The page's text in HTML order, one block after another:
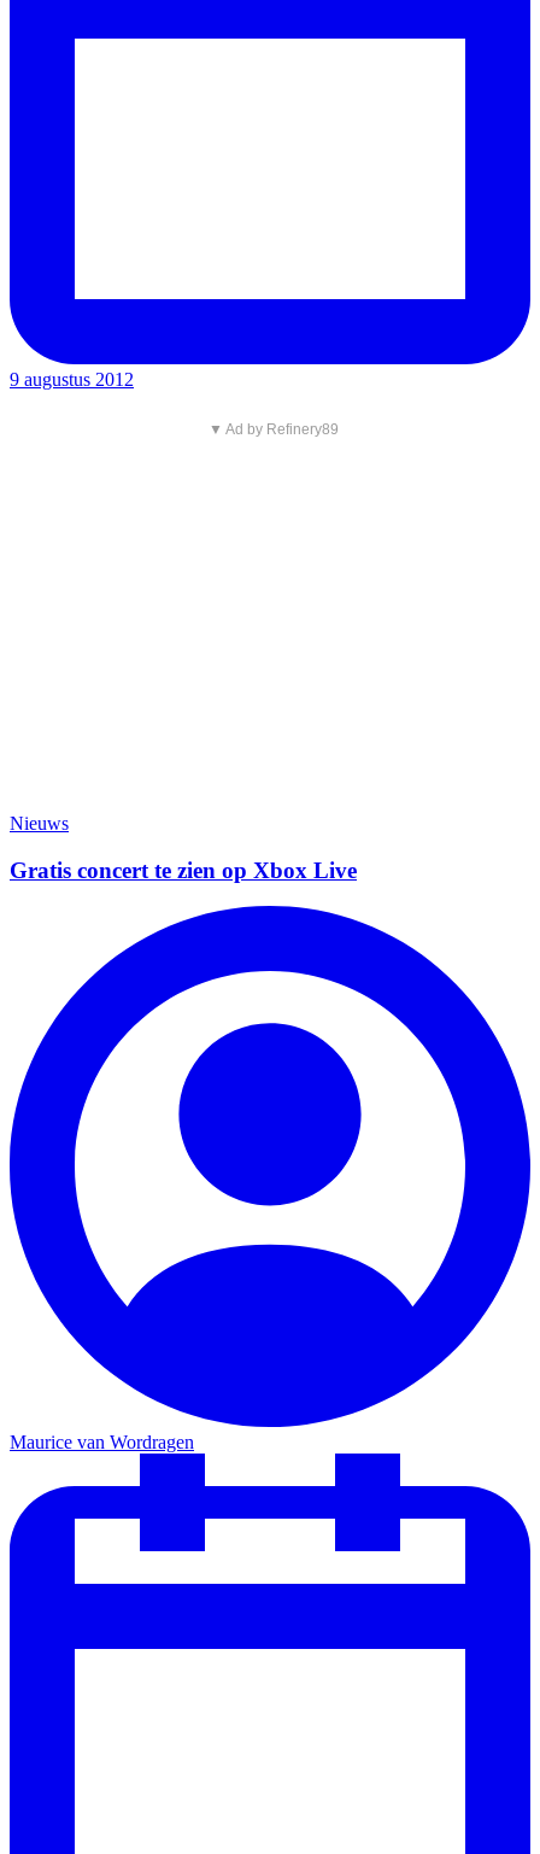
9 augustus 2012
▼ Ad by Refinery89
Nieuws
Gratis concert te zien op Xbox Live
Maurice van Wordragen